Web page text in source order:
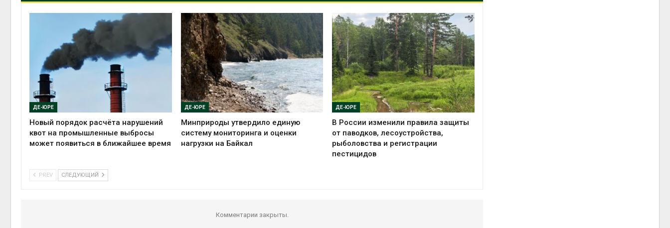
ДЕ-ЮРЕ
Новый порядок расчёта нарушений
квот на промышленные выбросы
может появиться в ближайшее время
ДЕ-ЮРЕ
Минприроды утвердило единую
систему мониторинга и оценки
нагрузки на Байкал
ДЕ-ЮРЕ
В России изменили правила защиты
от паводков, лесоустройства,
рыболовства и регистрации
пестицидов
PREV СЛЕДУЮЩИЙ
Комментарии закрыты.